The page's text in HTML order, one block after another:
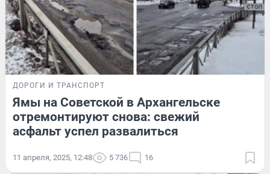
ДОРОГИ И ТРАНСПОРТ
Ямы на Советской в Архангельске
отремонтируют снова: свежий
асфальт успел развалиться
11 апреля, 2025, 12:48 5 736 16